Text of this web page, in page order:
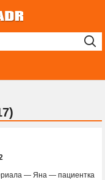
— Яна — пациентка